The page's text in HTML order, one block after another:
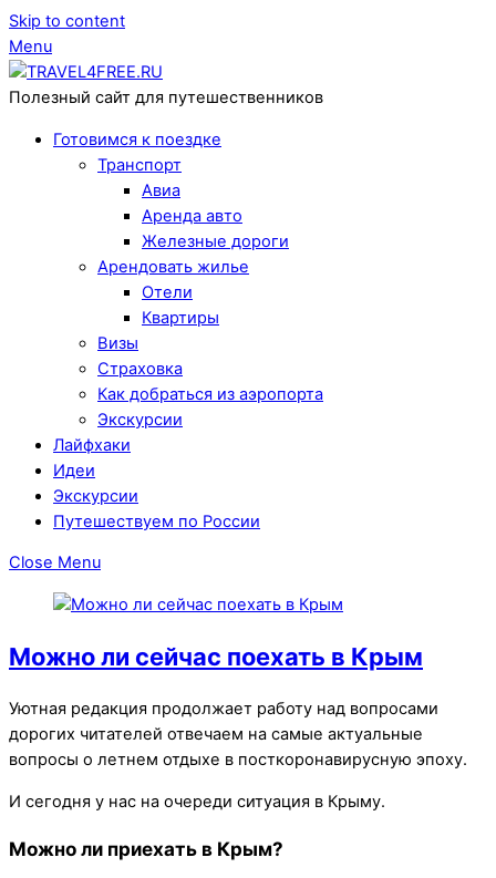
Skip to content
Menu
Полезный сайт для путешественников
Готовимся к поездке
Транспорт
Авиа
Аренда авто
Железные дороги
Арендовать жилье
Отели
Квартиры
Визы
Страховка
Как добраться из аэропорта
Экскурсии
Лайфхаки
Идеи
Экскурсии
Путешествуем по России
Close Menu
Можно ли сейчас поехать в Крым
Уютная редакция продолжает работу над вопросами
дорогих читателей отвечаем на самые актуальные
вопросы о летнем отдыхе в посткоронавирусную эпоху.
И сегодня у нас на очереди ситуация в Крыму.
Можно ли приехать в Крым?